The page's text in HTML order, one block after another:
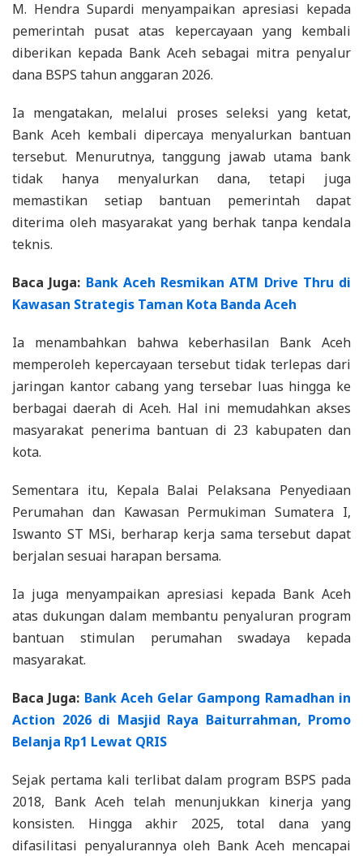
M. Hendra Supardi menyampaikan apresiasi kepada
pemerintah pusat atas kepercayaan yang kembali
diberikan kepada Bank Aceh sebagai mitra penyalur
dana BSPS tahun anggaran 2026.
Ia mengatakan, melalui proses seleksi yang ketat,
Bank Aceh kembali dipercaya menyalurkan bantuan
tersebut. Menurutnya, tanggung jawab utama bank
tidak hanya menyalurkan dana, tetapi juga
memastikan setiap bantuan pemerintah dapat
diterima oleh masyarakat yang berhak tanpa kendala
teknis.
Baca Juga: Bank Aceh Resmikan ATM Drive Thru di
Kawasan Strategis Taman Kota Banda Aceh
Ia menambahkan bahwa keberhasilan Bank Aceh
memperoleh kepercayaan tersebut tidak terlepas dari
jaringan kantor cabang yang tersebar luas hingga ke
berbagai daerah di Aceh. Hal ini memudahkan akses
masyarakat penerima bantuan di 23 kabupaten dan
kota.
Sementara itu, Kepala Balai Pelaksana Penyediaan
Perumahan dan Kawasan Permukiman Sumatera I,
Iswanto ST MSi, berharap kerja sama tersebut dapat
berjalan sesuai harapan bersama.
Ia juga menyampaikan apresiasi kepada Bank Aceh
atas dukungan dalam membantu penyaluran program
bantuan stimulan perumahan swadaya kepada
masyarakat.
Baca Juga: Bank Aceh Gelar Gampong Ramadhan in
Action 2026 di Masjid Raya Baiturrahman, Promo
Belanja Rp1 Lewat QRIS
Sejak pertama kali terlibat dalam program BSPS pada
2018, Bank Aceh telah menunjukkan kinerja yang
konsisten. Hingga akhir 2025, total dana yang
difasilitasi penyalurannya oleh Bank Aceh mencapai